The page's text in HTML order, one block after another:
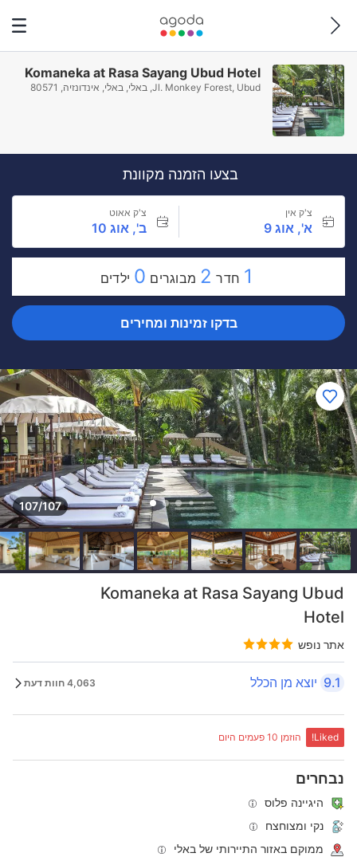
Komaneka at Rasa Sayang Ubud Hotel
Jl. Monkey Forest, Ubud, באלי, באלי, אינדונזיה, 80571
בצעו הזמנה מקוונת
צ'ק אין
א', אוג 9
צ'ק אאוט
ב', אוג 10
1 חדר 2 מבוגרים 0 ילדים
בדקו זמינות ומחירים
107/107
Komaneka at Rasa Sayang Ubud
Hotel
אתר נופש
9.1 יוצא מן הכלל 4,063 חוות דעת
Liked! הוזמן 10 פעמים היום
נבחרים
היגיינה פלוס
נקי ומצוחצח
ממוקם באזור התיירותי של באלי